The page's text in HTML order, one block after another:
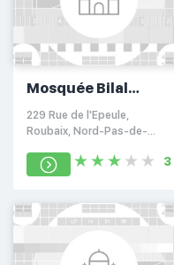
Mosquée Bilal
Roubaix
229 Rue de l'Epeule,
Roubaix, Nord-Pas-de-
3